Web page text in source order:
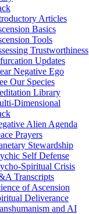
Articles
Basics
Tools
Trustworthiness
Updates
Negative Ego
Our Species
Library
Dimensional
Alien Agenda
Prayers
Stewardship
Self Defense
Spiritual Crisis
Transcripts
of Ascension
Deliverance
and AI